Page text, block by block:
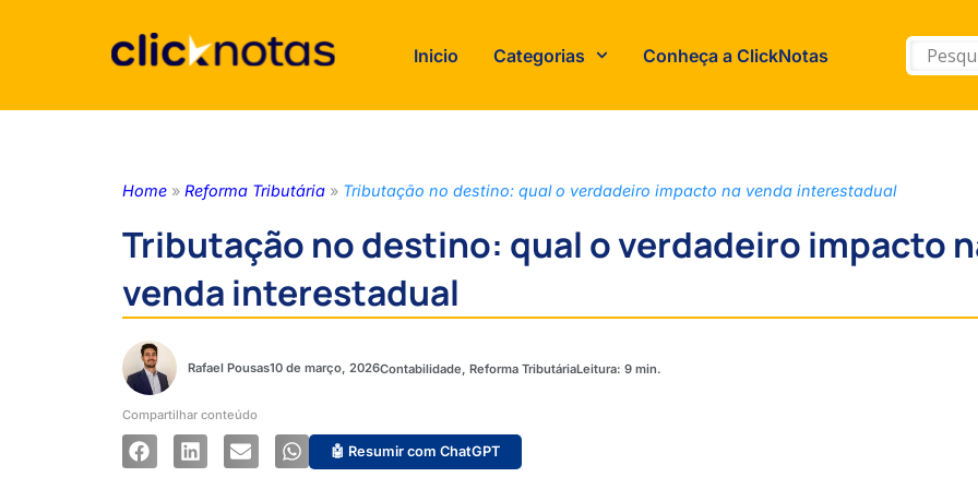
Inicio Categorias Conheça a ClickNotas
Home » Reforma Tributária » Tributação no destino: qual o verdadeiro impacto na venda interestadual
Tributação no destino: qual o verdadeiro impacto
venda interestadual
Rafael Pousas10 de março, 2026Contabilidade Reforma Tributária
Compartilhar conteúdo
🤖 Resumir com ChatGPT